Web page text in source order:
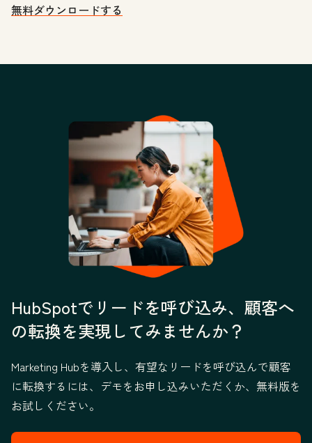
無料ダウンロードする
HubSpotでリードを呼び込み、顧客へ
の転換を実現してみませんか？
Marketing Hubを導入し、有望なリードを呼び込んで顧客
に転換するには、デモをお申し込みいただくか、無料版を
お試しください。